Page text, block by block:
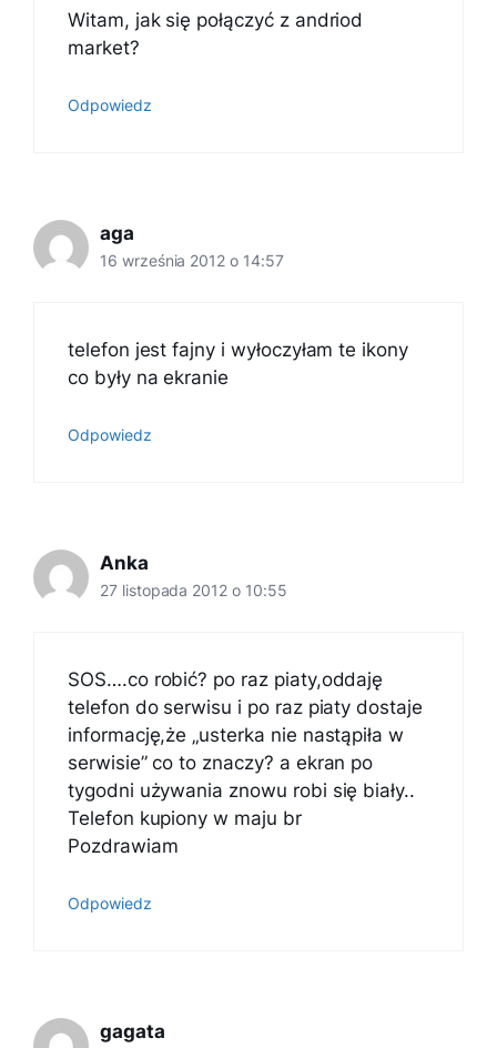
Witam, jak się połączyć z andriod
market?
Odpowiedz
aga
16 września 2012 o 14:57
telefon jest fajny i wyłoczyłam te ikony
co były na ekranie
Odpowiedz
Anka
27 listopada 2012 o 10:55
SOS….co robić? po raz piaty,oddaję
telefon do serwisu i po raz piaty dostaje
informację,że „usterka nie nastąpiła w
serwisie” co to znaczy? a ekran po
tygodni używania znowu robi się biały..
Telefon kupiony w maju br
Pozdrawiam
Odpowiedz
gagata